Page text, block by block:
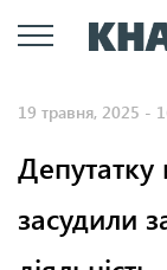
19 травня, 2025 -
засудили